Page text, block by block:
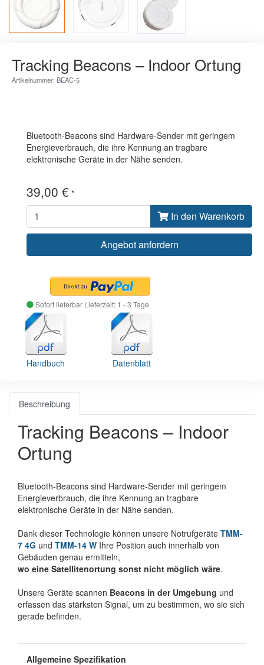
Tracking Beacons – Indoor Ortung
Artikelnummer: BEAC-5
Bluetooth-Beacons sind Hardware-Sender mit geringem
Energieverbrauch, die ihre Kennung an tragbare
elektronische Geräte in der Nähe senden.
39,00 € *
In den Warenkorb
Angebot anfordern
Sofort lieferbar Lieferzeit: 1 - 3 Tage
Handbuch Datenblatt
Beschreibung
Tracking Beacons – Indoor
Ortung
Bluetooth-Beacons sind Hardware-Sender mit geringem
Energieverbrauch, die ihre Kennung an tragbare
elektronische Geräte in der Nähe senden.
Dank dieser Technologie können unsere Notrufgeräte TMM-
7 4G und TMM-14 W Ihre Position auch innerhalb von
Gebäuden genau ermitteln,
wo eine Satellitenortung sonst nicht möglich wäre.
Unsere Geräte scannen Beacons in der Umgebung und
erfassen das stärksten Signal, um zu bestimmen, wo sie sich
gerade befinden.
Allgemeine Spezifikation